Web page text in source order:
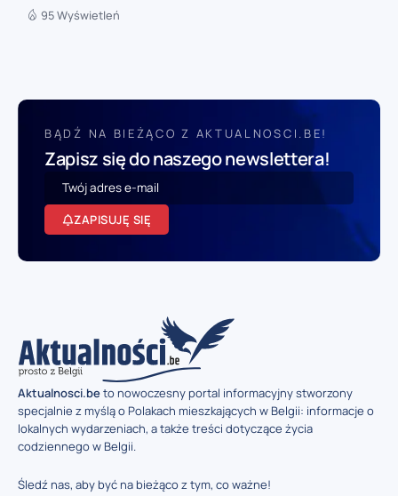
95 Wyświetleń
BĄDŹ NA BIEŻĄCO Z AKTUALNOSCI.BE!
Zapisz się do naszego newslettera!
ZAPISUJĘ SIĘ
Aktualnosci.beto nowoczesny portal informacyjny stworzony
specjalnie z myślą o Polakach mieszkających w Belgii: informacje o
lokalnych wydarzeniach, a także treści dotyczące życia
codziennego w Belgii.
Śledź nas, aby być na bieżąco z tym, co ważne!